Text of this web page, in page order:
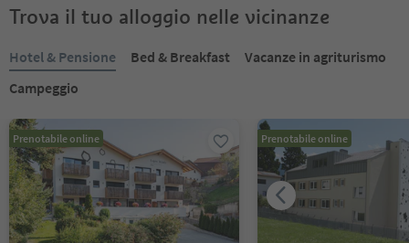
Trova il tuo alloggio nelle vicinanze
Hotel & Pensione Bed & Breakfast
Vacanze in agriturismo
Campeggio
Prenotabile online Prenotabile online